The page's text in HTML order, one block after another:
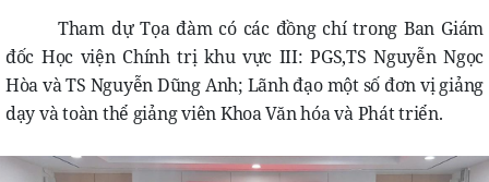
Tham dự Tọa đàm có các đồng chí trong Ban Giám
đốc Học viện Chính trị khu vực III: PGS,TS Nguyễn Ngọc
Hòa và TS Nguyễn Dũng Anh; Lãnh đạo một số đơn vị giảng
dạy và toàn thể giảng viên Khoa Văn hóa và Phát triển.